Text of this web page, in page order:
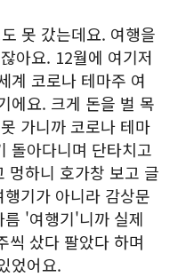
못 갔는데요. 여행을
아요. 12월에 여기저
계 코로나 테마주 여
에요. 크게 돈을 벌 목
가니까 코로나 테마
돌아다니며 단타치고
멍하니 호가창 보고 글
기가 아니라 감상문
'여행기'니까 실제
씩 샀다 팔았다 하며
었어요.